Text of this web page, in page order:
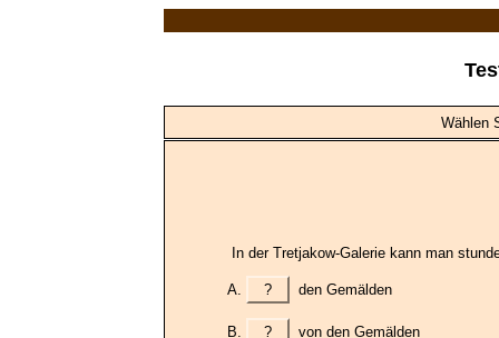
Wählen
In der Tretjakow-Galerie kann man
? den Gemälden
? von den Gemälden